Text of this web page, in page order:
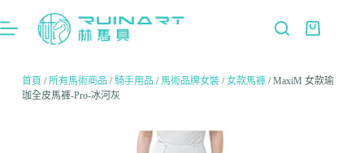
首頁 /所有馬術商品 /騎手用品 / 馬術品牌女裝/女款馬褲/ MaxiM 女款瑜
珈全皮馬褲-Pro-冰河灰